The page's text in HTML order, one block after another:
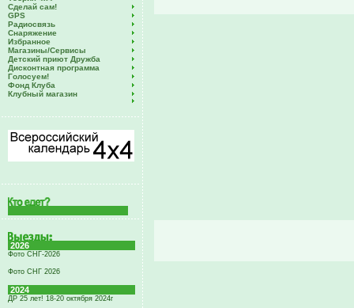
Сделай сам!
GPS
Радиосвязь
Снаряжение
Избранное
Магазины/Сервисы
Детский приют Дружба
Дисконтная программа
Голосуем!
Фонд Клуба
Клубный магазин
2026
Фото СНГ-2026
Фото СНГ 2026
2024
ДР 25 лет! 18-20 октября 2024г